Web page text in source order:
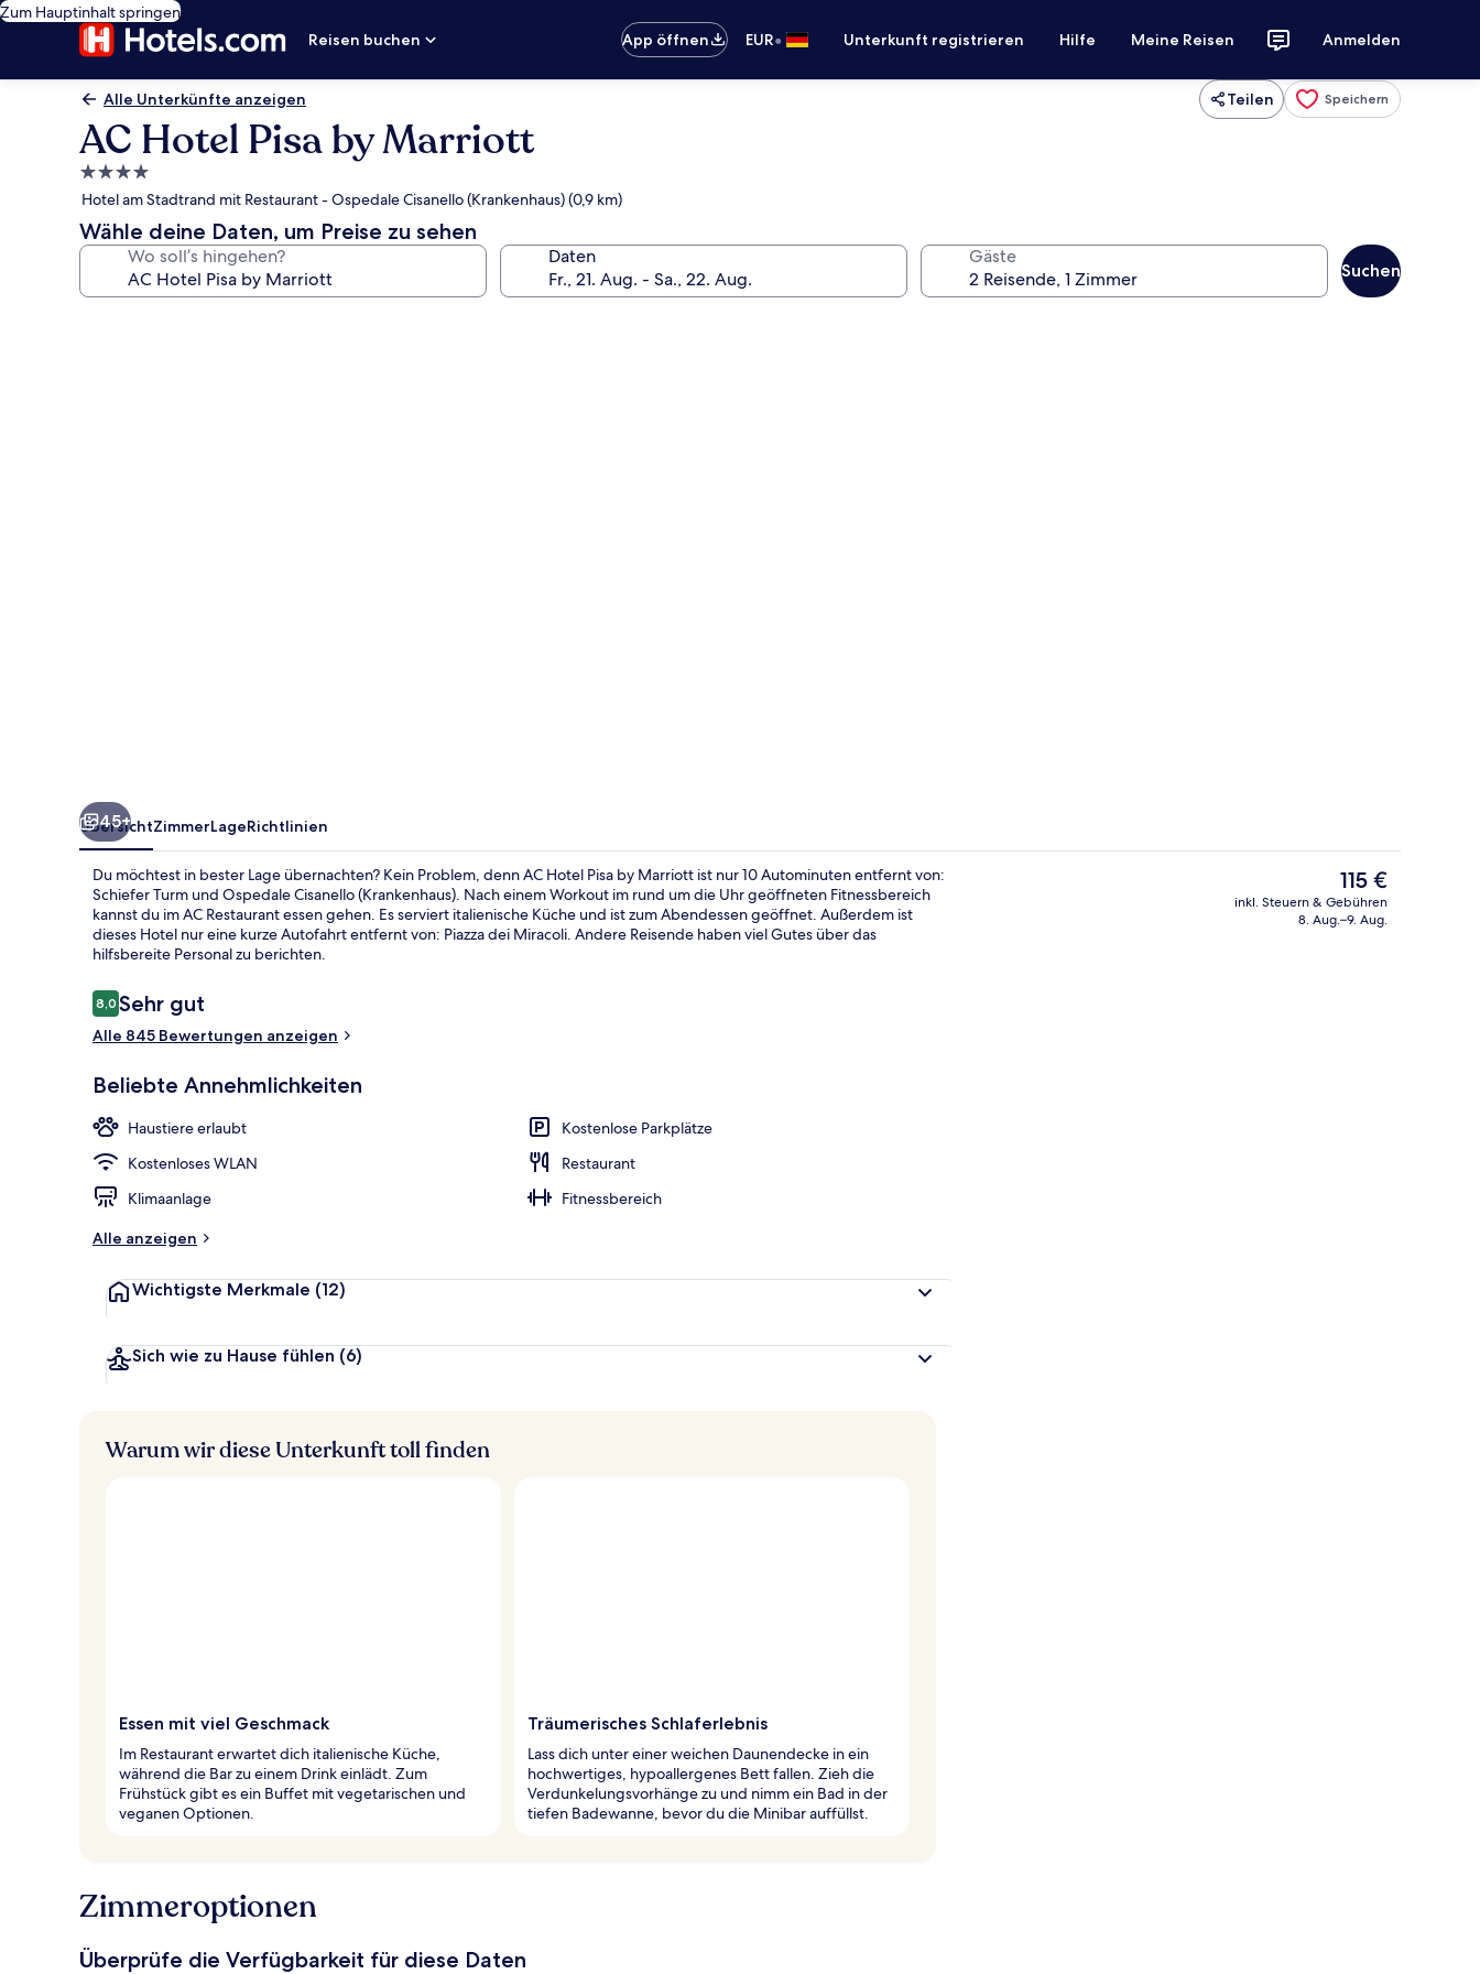
Zum Hauptinhalt springen
Reisen buchen
App öffnen EUR• Unterkunft registrieren Hilfe Meine Reisen Anmelden
Alle Unterkünfte anzeigen Teilen Speichern
AC Hotel Pisa by Marriott
4.0-
Sterne-
Unterkunft
Hotel am Stadtrand mit Restaurant - Ospedale Cisanello (Krankenhaus) (0,9 km)
Wähle deine Daten, um Preise zu sehen
Wo soll’s hingehen? Daten Gäste
Suchen
1 Schlafzimmer, hochwertige Bettwaren, Daunenbettdecken, Minibar
45+
ÜbersichtZimmerLageRichtlinien
Du möchtest in bester Lage übernachten? Kein Problem, denn AC Hotel Pisa by Marriott ist nur 10 Autominuten entfernt von:
Schiefer Turm und Ospedale Cisanello (Krankenhaus). Nach einem Workout im rund um die Uhr geöffneten Fitnessbereich
kannst du im AC Restaurant essen gehen. Es serviert italienische Küche und ist zum Abendessen geöffnet. Außerdem ist
dieses Hotel nur eine kurze Autofahrt entfernt von: Piazza dei Miracoli. Andere Reisende haben viel Gutes über das
hilfsbereite Personal zu berichten.
Bewertungen
8,08,0 von 10.
Sehr gut
Alle 845 Bewertungen anzeigen
Beliebte Annehmlichkeiten
Haustiere erlaubt
Kostenlose Parkplätze
Kostenloses WLAN
Restaurant
Klimaanlage
Fitnessbereich
Alle anzeigen
Wichtigste Merkmale (12)
Sich wie zu Hause fühlen (6)
Der
aktuelle
Preis
115 €
inkl. Steuern & Gebühren
8. Aug.–9. Aug.
Warum wir diese Unterkunft toll finden
Essen mit viel Geschmack
Im Restaurant erwartet dich italienische Küche,
während die Bar zu einem Drink einlädt. Zum
Frühstück gibt es ein Buffet mit vegetarischen und
veganen Optionen.
Träumerisches Schlaferlebnis
Lass dich unter einer weichen Daunendecke in ein
hochwertiges, hypoallergenes Bett fallen. Zieh die
Verdunkelungsvorhänge zu und nimm ein Bad in der
tiefen Badewanne, bevor du die Minibar auffüllst.
Zimmeroptionen
Überprüfe die Verfügbarkeit für diese Daten